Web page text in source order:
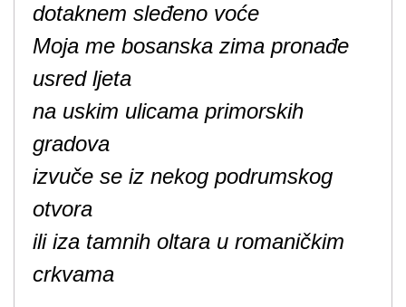
dotaknem sleđeno voće
Moja me bosanska zima pronađe
usred ljeta
na uskim ulicama primorskih
gradova
izvuče se iz nekog podrumskog
otvora
ili iza tamnih oltara u romaničkim
crkvama